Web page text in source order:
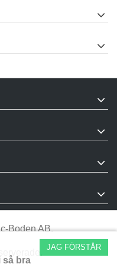
Boden AB.
JAG FÖRSTÅR
så bra